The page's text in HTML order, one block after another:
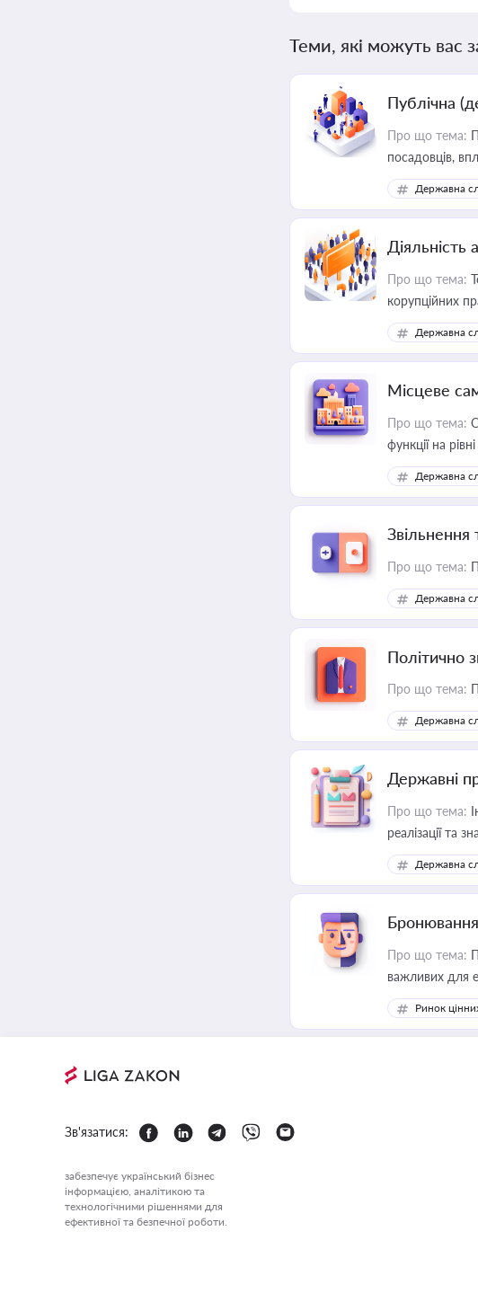
Теми, які можуть вас
Публічна
Про що тема:
посадовців,
Державна
Про що тема:
корупційних
та бізнесі
Державна
Місцеве
Про що тема:
функції на
Державна
Звільнення
Про що тема:
Державна
Політично
Про що тема:
Державна
Державні
Про що тема:
реалізації та
Державна
Бронювання
Про що тема:
важливих для
Ринок
Зв'язатися:
забезпечує український бізнес
інформацією, аналітикою та
технологічними рішеннями для
ефективної та безпечної роботи.